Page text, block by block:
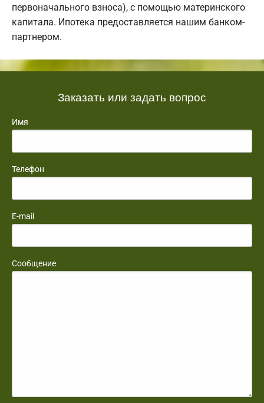
первоначального взноса), с помощью материнского
капитала. Ипотека предоставляется нашим банком-
партнером.
Заказать или задать вопрос
Имя
Телефон
E-mail
Сообщение